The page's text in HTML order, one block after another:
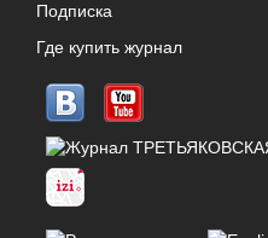
Подписка
Где купить журнал